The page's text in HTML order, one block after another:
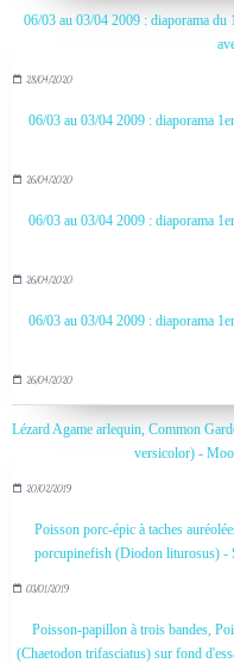
06/03 au 03/04 2009 : diaporama du
28/04/2020
06/03 au 03/04 2009 : diaporama
26/04/2020
06/03 au 03/04 2009 : diaporama
26/04/2020
06/03 au 03/04 2009 : diaporama
26/04/2020
Lézard Agame arlequin, Common
versicolor) -
20/02/2019
Poisson porc-épic à taches
porcupinefish (Diodon liturosus)
03/01/2019
Poisson-papillon à trois bandes,
(Chaetodon trifasciatus) sur fond